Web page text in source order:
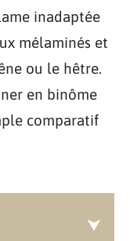
inadaptée
mélaminés et
ou le hêtre.
en binôme
comparatif